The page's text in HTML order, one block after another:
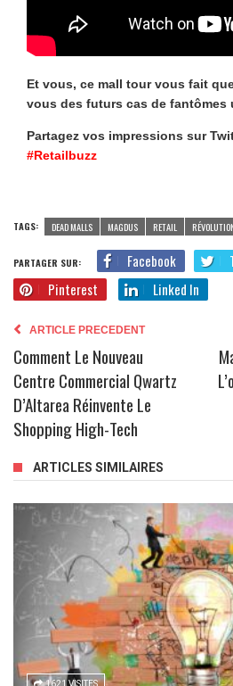
Et vous, ce mall tour vous fait
vous des futurs cas de fantômes
Partagez vos impressions sur
#Retailbuzz
TAGS: DEAD MALLS MAGDUS RETAIL
PARTAGER SUR: Facebook
Pinterest
Linked In
ARTICLE PRECEDENT
Comment Le Nouveau
Centre Commercial Qwartz
D’Altarea Réinvente Le
Shopping High-Tech
ARTICLES SIMILAIRES